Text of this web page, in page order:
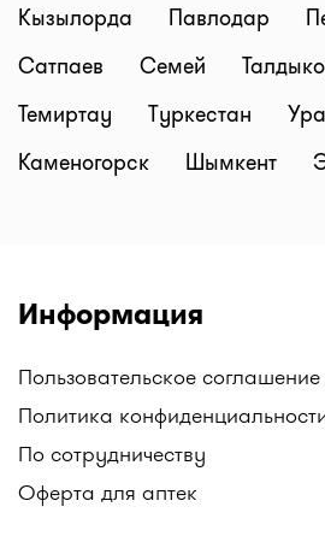
Кызылорда
Павлодар
Сатпаев
Семей
Темиртау
Туркестан
Каменогорск
Шымкент
Информация
Пользовательское соглашение
Политика
По сотрудничеству
Оферта для аптек